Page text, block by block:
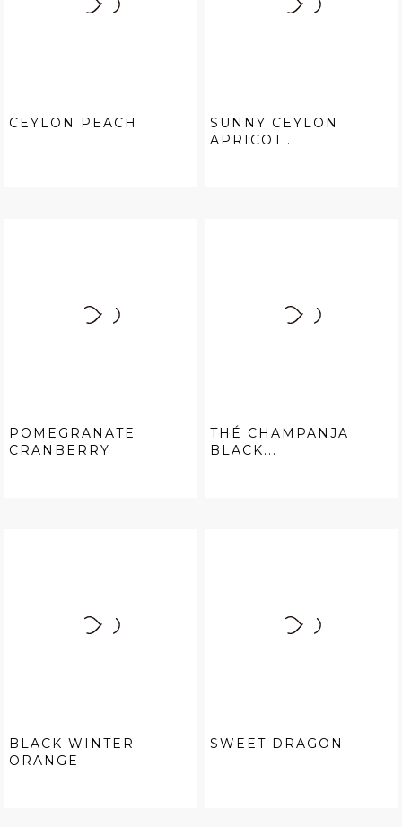
CEYLON PEACH
SUNNY CEYLON
APRICOT...
POMEGRANATE
CRANBERRY
THÉ CHAMPANJA
BLACK...
BLACK WINTER
ORANGE
SWEET DRAGON